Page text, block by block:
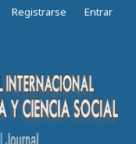
Registrarse Entrar